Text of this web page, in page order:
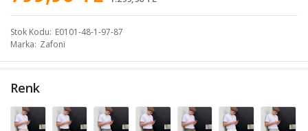
Stok Kodu E0101-48-1-97-87
Marka Zafoni
Renk